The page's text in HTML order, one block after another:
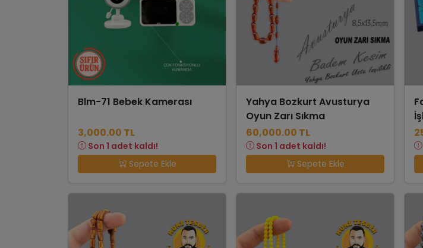
Blm-71 Bebek Kamerası
3,000.00 TL
Son 1 adet kaldı!
Sepete Ekle
Yahya Bozkurt Avusturya
Oyun Zarı Sıkma
60,000.00 TL
Son 1 adet kaldı!
Sepete Ekle